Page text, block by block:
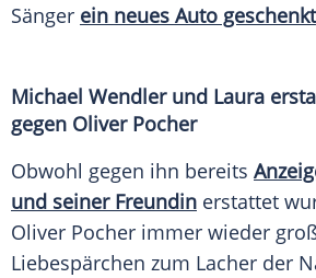
Sänger ein neues Auto geschenkt
Michael Wendlerund Laura
gegen Oliver Pocher
Obwohl gegen ihn bereits
und seiner Freundin erstattet
Oliver Pocher immer wieder
Liebespärchen zum Lacher der